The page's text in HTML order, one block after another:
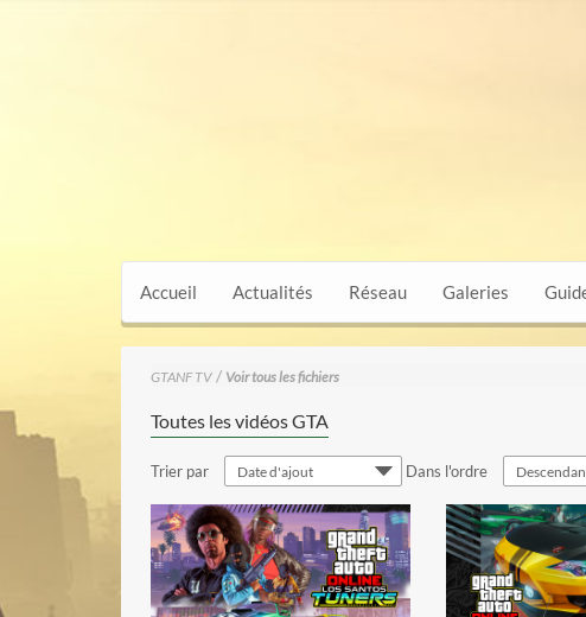
Accueil Actualités Réseau Galeries
GTANF TV / Voir tous les fichiers
Toutes les vidéos GTA
Trier par Dans l'ordre